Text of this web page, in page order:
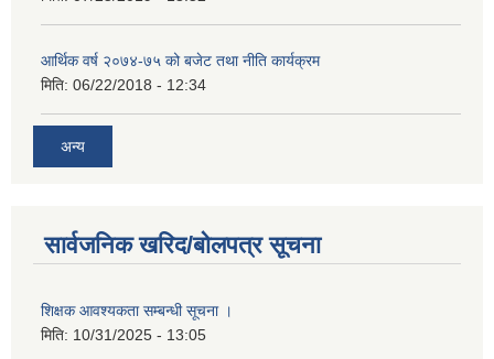
आर्थिक वर्ष २०७४-७५ को बजेट तथा नीति कार्यक्रम
मिति: 06/22/2018 - 12:34
अन्य
सार्वजनिक खरिद/बोलपत्र सूचना
शिक्षक आवश्यकता सम्बन्धी सूचना ।
मिति: 10/31/2025 - 13:05